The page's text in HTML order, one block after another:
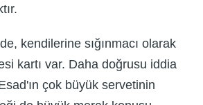
kendilerine sığınmacı olarak
kartı var. Daha doğrusu iddia
çok büyük servetinin